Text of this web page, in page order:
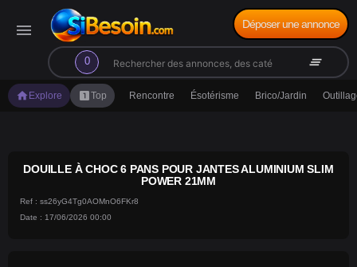
menu
0
search clear_all
Déposer une annonce
home Explore looks_oneTop Rencontre Ésotérisme Brico/Jardin
DOUILLE À CHOC 6 PANS POUR JANTES ALUMINIUM SLIM
POWER 21MM
Ref : ss26yG4Tg0AOMnO6FKr8
Date : 17/06/2026 00:00